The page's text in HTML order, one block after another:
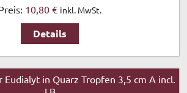
10,80 € inkl. MwSt.
Details
Eudialyt in Quarz Tropfen 3,5 cm A incl.